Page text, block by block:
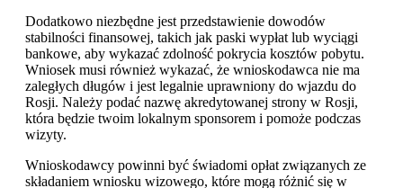
Dodatkowo niezbędne jest przedstawienie dowodów
stabilności finansowej, takich jak paski wypłat lub wyciągi
bankowe, aby wykazać zdolność pokrycia kosztów pobytu.
Wniosek musi również wykazać, że wnioskodawca nie ma
zaległych długów i jest legalnie uprawniony do wjazdu do
Rosji. Należy podać nazwę akredytowanej strony w Rosji,
która będzie twoim lokalnym sponsorem i pomoże podczas
wizyty.
Wnioskodawcy powinni być świadomi opłat związanych ze
składaniem wniosku wizowego, które mogą różnić się w